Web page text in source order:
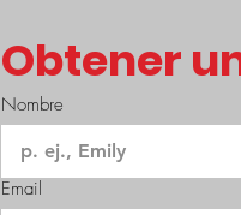
Obtener
Nombre
Email